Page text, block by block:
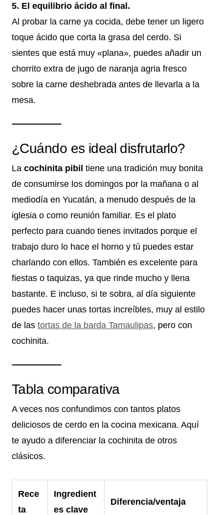
5. El equilibrio ácido al final.
Al probar la carne ya cocida, debe tener un ligero
toque ácido que corta la grasa del cerdo. Si
sientes que está muy «plana», puedes añadir un
chorrito extra de jugo de naranja agria fresco
sobre la carne deshebrada antes de llevarla a la
mesa.
¿Cuándo es ideal disfrutarlo?
La cochinita pibil tiene una tradición muy bonita
de consumirse los domingos por la mañana o al
mediodía en Yucatán, a menudo después de la
iglesia o como reunión familiar. Es el plato
perfecto para cuando tienes invitados porque el
trabajo duro lo hace el horno y tú puedes estar
charlando con ellos. También es excelente para
fiestas o taquizas, ya que rinde mucho y llena
bastante. E incluso, si te sobra, al día siguiente
puedes hacer unas tortas increíbles, muy al estilo
de las tortas de la barda Tamaulipas, pero con
cochinita.
Tabla comparativa
A veces nos confundimos con tantos platos
deliciosos de cerdo en la cocina mexicana. Aquí
te ayudo a diferenciar la cochinita de otros
clásicos.
Rece
ta
Ingredient
es clave
Diferencia/ventaja